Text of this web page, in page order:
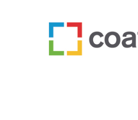
COATES